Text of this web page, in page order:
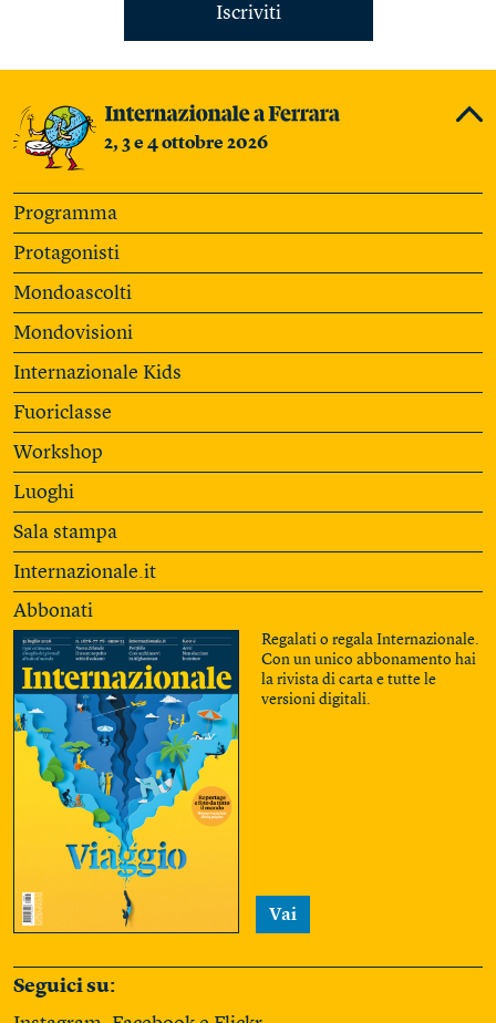
Iscriviti
2, 3 e 4 ottobre 2026
Programma
Protagonisti
Mondoascolti
Mondovisioni
Internazionale Kids
Fuoriclasse
Workshop
Luoghi
Sala stampa
Internazionale.it
Abbonati
Regalati o regala Internazionale.
Con un unico abbonamento hai
la rivista di carta e tutte le
versioni digitali.
Vai
Seguici su: